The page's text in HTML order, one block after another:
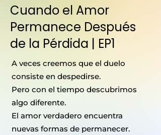
Cuando el Amor
Permanece Después
de la Pérdida | EP1
A veces creemos que el duelo
consiste en despedirse.
Pero con el tiempo descubrimos
algo diferente.
El amor verdadero encuentra
nuevas formas de permanecer.